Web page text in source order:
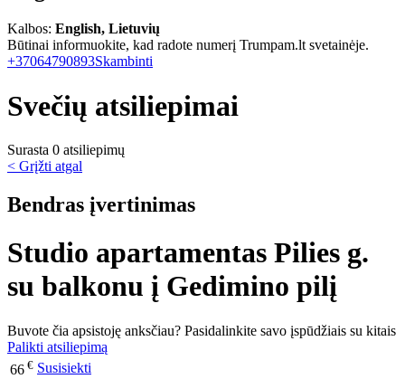
Kalbos: English, Lietuvių
Būtinai informuokite, kad radote numerį Trumpam.lt svetainėje.
+37064790893Skambinti
Svečių atsiliepimai
Surasta 0 atsiliepimų
< Grįžti atgal
Bendras įvertinimas
Studio apartamentas Pilies g.
su balkonu į Gedimino pilį
Buvote čia apsistoję anksčiau? Pasidalinkite savo įspūdžiais su kitais
Palikti atsiliepimą
66 € Susisiekti